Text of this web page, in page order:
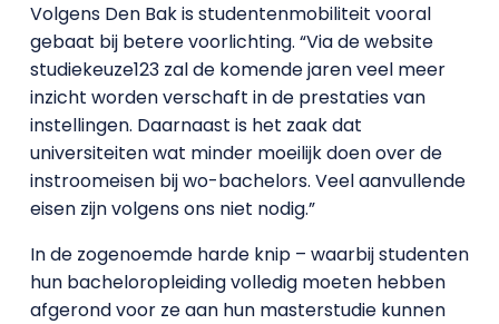
Volgens Den Bak is studentenmobiliteit vooral
gebaat bij betere voorlichting. “Via de website
studiekeuze123 zal de komende jaren veel meer
inzicht worden verschaft in de prestaties van
instellingen. Daarnaast is het zaak dat
universiteiten wat minder moeilijk doen over de
instroomeisen bij wo-bachelors. Veel aanvullende
eisen zijn volgens ons niet nodig.”
In de zogenoemde harde knip – waarbij studenten
hun bacheloropleiding volledig moeten hebben
afgerond voor ze aan hun masterstudie kunnen